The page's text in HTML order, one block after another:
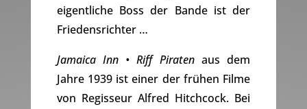
eigentliche Boss der Bande ist der
Friedensrichter …
Jamaica Inn • Riff Piratenaus dem
Jahre 1939 ist einer der frühen Filme
von Regisseur Alfred Hitchcock. Bei